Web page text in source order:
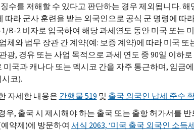
수를 저해할 수 있다고 판단하는 경우 제외됩니다.
따라 군사 훈련을 받는 외국인으로 공식 군 명령에 따
B-2 비자로 입국하여 해당 과세연도 동안 미국 또는
체와 법무 장관 간 계약(예: 보증 계약)에 따라 미국
광, 경유 또는 사업 목적으로 과세 연도 중 90일 이하
미국과 캐나다 또는 멕시코 간을 자주 통근하며, 임금
코).
자세한 내용은 간행물 519 및 출국 외국인 납세 준수
우, 출국 시 제시해야 하는 출국 또는 출항 허가서를
약제)에 방문하여 서식 2063, ‘미국 출국 외국인 소득